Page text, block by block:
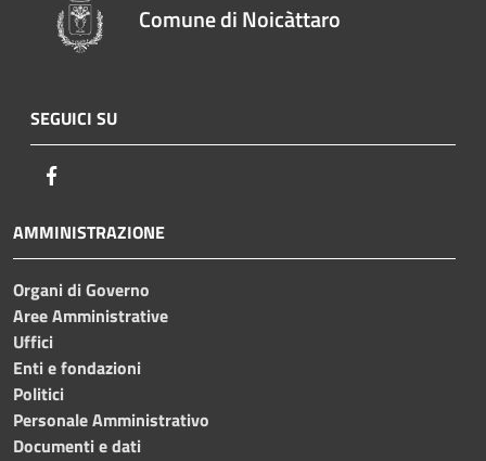
Comune di Noicàttaro
SEGUICI SU
AMMINISTRAZIONE
Organi di Governo
Aree Amministrative
Uffici
Enti e fondazioni
Politici
Personale Amministrativo
Documenti e dati